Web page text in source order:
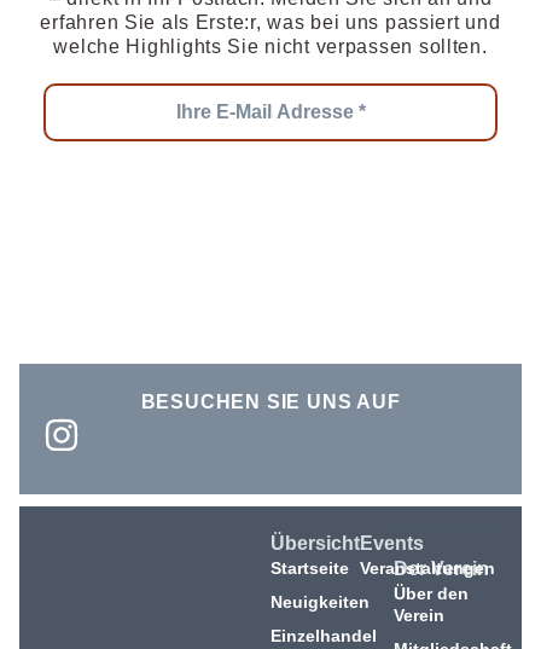
erfahren Sie als Erste:r, was bei uns passiert und
welche Highlights Sie nicht verpassen sollten.
BESUCHEN SIE UNS AUF
Übersicht
Startseite
Neuigkeiten
Einzelhandel
Events
Veranstaltungen
Der Verein
Über den
Verein